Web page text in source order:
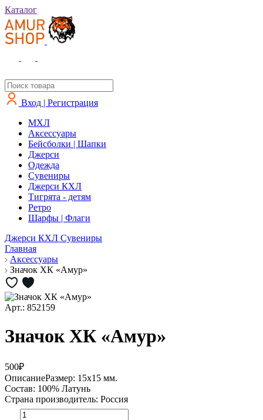
Каталог
Вход | Регистрация
MXЛ
Аксессуары
Бейсболки | Шапки
Джерси
Одежда
Сувениры
Джерси КХЛ
Тигрята - детям
Ретро
Шарфы | Флаги
Джерси КХЛ Сувениры
Главная
Аксессуары
Значок ХК «Амур»
Арт.: 852159
Значок ХК «Амур»
500₽
ОписаниеРазмер: 15х15 мм.
Состав: 100% Латунь
Страна производитель: Россия